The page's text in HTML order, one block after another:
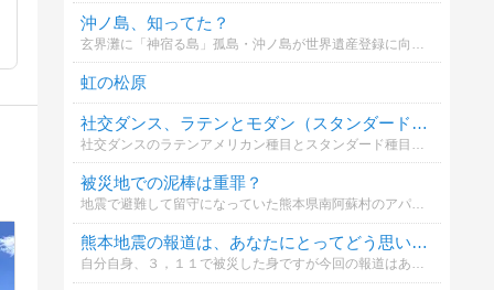
沖ノ島、知ってた？
虹の松原
社交ダンス、ラテンとモダン（スタンダード）どっちが好き。
社交ダンスのラテンアメリカン種目とスタンダード種目（モダン）どっちが好きですか？好きな理由や、個別で好きな種目があれば、コメントお願いします。
被災地での泥棒は重罪？
地震で避難して留守になっていた熊本県南阿蘇村のアパートからテレビなどを盗んだとして、３８歳の会社員が逮捕されました。
熊本地震の報道は、あなたにとってどう思いますか？
自分自身、３，１１で被災した身ですが今回の報道はあまりにも過密で、神経質であると思います。心身とも参ってるので、どう思ってるのかなと思いました。